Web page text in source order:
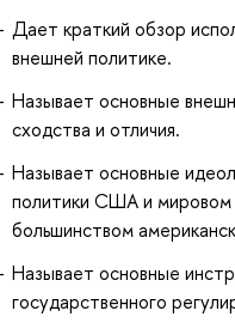
Дает краткий обзор
внешней политике.
Называет основные
сходства и отличия.
Называет основные
политики США и мировом
большинством
Называет основные
государственного